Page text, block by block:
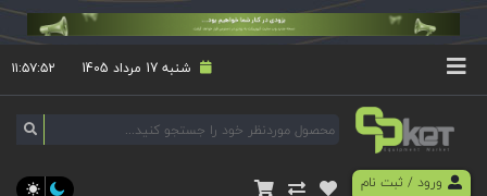
شنبه 17 مرداد 1405 ۱۱:۵۷:۵۲
ورود/ ثبت نام